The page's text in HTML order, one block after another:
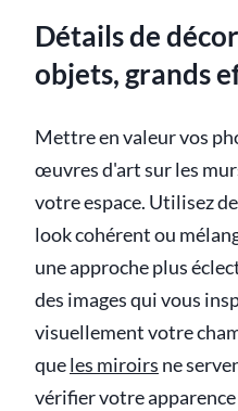
Détails de
objets, grands
Mettre en valeur vos
œuvres d'art sur les
votre espace. Utilisez
look cohérent ou
une approche plus
des images qui vous
visuellement votre
queles miroirs ne
vérifier votre